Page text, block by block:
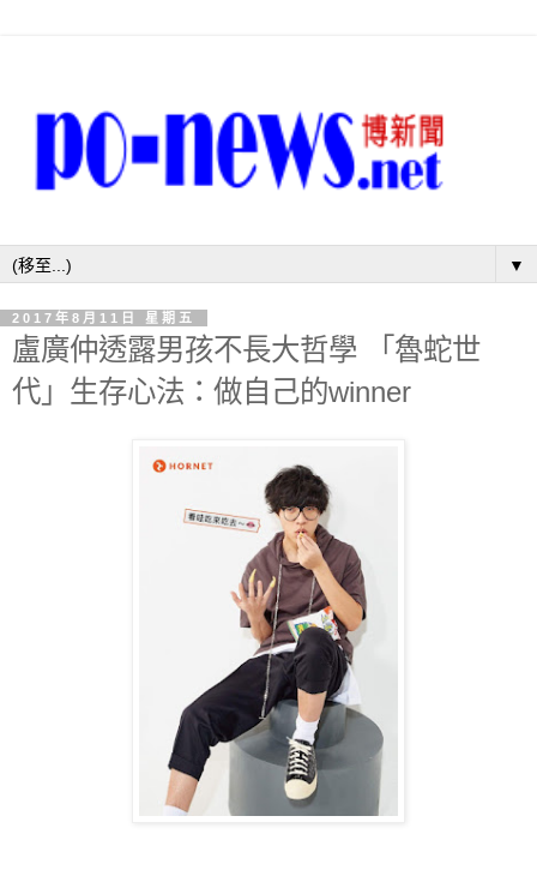
▼
2017年8月11日 星期五
盧廣仲透露男孩不長大哲學 「魯蛇世
代」生存心法：做自己的winner